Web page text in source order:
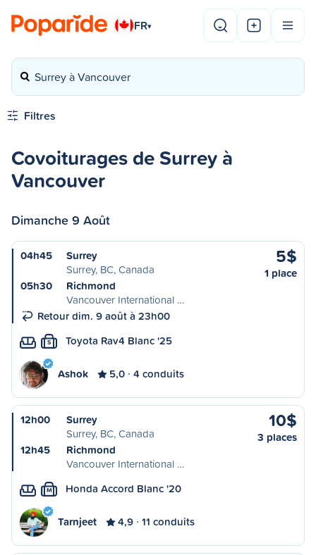
FR▾
Surrey à Vancouver
Filtres
Covoiturages de Surrey à
Vancouver
Dimanche 9 Août
04h45
Surrey
Surrey, BC, Canada
05h30
Richmond
Vancouver International …
Retour dim. 9 août à 23h00
5$
1 place
S Toyota Rav4 Blanc '25
Ashok 5,0 4 conduits
12h00
Surrey
Surrey, BC, Canada
12h45
Richmond
Vancouver International …
10$
3 places
M Honda Accord Blanc '20
Tarnjeet 4,9 11 conduits